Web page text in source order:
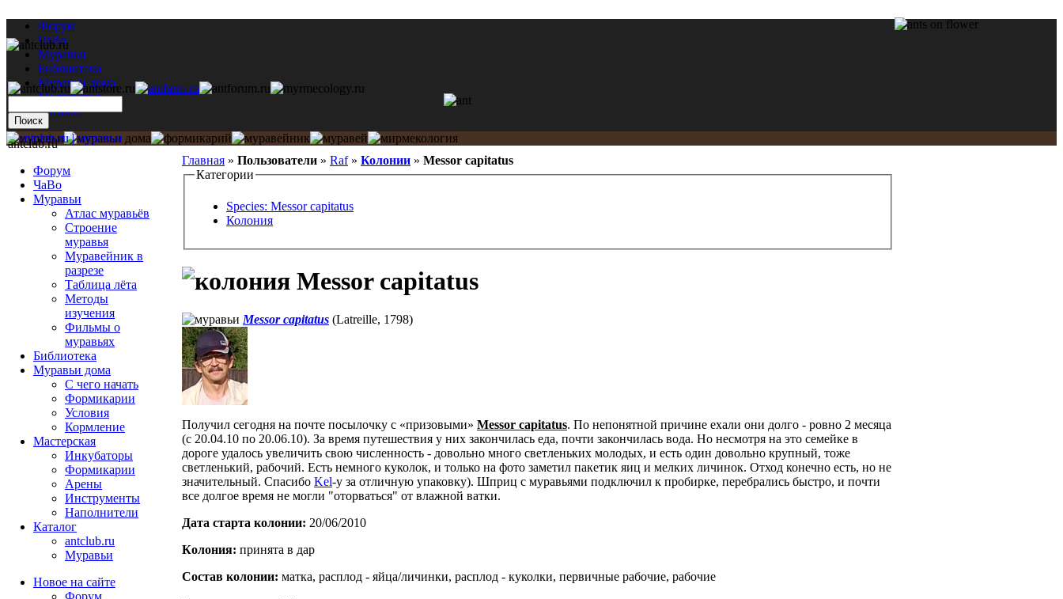
Форум
ЧаВо
Муравьи
Библиотека
Муравьи дома
Мастерская
Каталог
Главная » Пользователи » Raf» Колонии » Messor capitatus
Категории
Species: Messor capitatus
Колония
Messor capitatus
Messor capitatus (Latreille, 1798)
Получил сегодня на почте посылочку с «призовыми» Messor capitatus. По непонятной причине ехали они долго - ровно 2 месяца
(с 20.04.10 по 20.06.10). За время путешествия у них закончилась еда, почти закончилась вода. Но несмотря на это семейке в
дороге удалось увеличить свою численность - довольно много светленьких молодых, и есть один довольно крупный, тоже
светленький, рабочий. Есть немного куколок, и только на фото заметил пакетик яиц и мелких личинок. Отход конечно есть, но не
значительный. Спасибо Kel-у за отличную упаковку). Шприц с муравьями подключил к пробирке, перебрались быстро, и почти
все долгое время не могли "оторваться" от влажной ватки.
Дата старта кoлонии: 20/06/2010
Кoлония: принята в дар
Состав кoлонии: матка, расплод - яйца/личинки, расплод - куколки, первичные рабочие, рабочие
antclub.ru
Форум
ЧаВо
Муравьи
Атлас муравьёв
Строение
муравья
Муравейник в
разрезе
Таблица лёта
Методы
изучения
Фильмы о
муравьях
Библиотека
Муравьи дома
С чего начать
Формикарии
Условия
Кормление
Мастерская
Инкубаторы
Формикарии
Арены
Инструменты
Наполнители
Каталог
antclub.ru
Муравьи
Новое на сайте
Форум